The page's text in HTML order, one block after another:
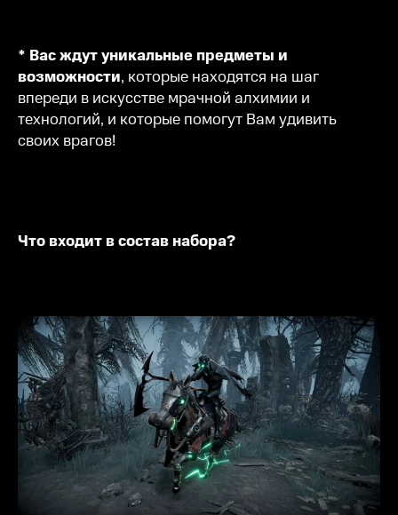
* Вас ждут уникальные предметы и
возможности, которые находятся на шаг
впереди в искусстве мрачной алхимии и
технологий, и которые помогут Вам удивить
своих врагов!
Что входит в состав набора?